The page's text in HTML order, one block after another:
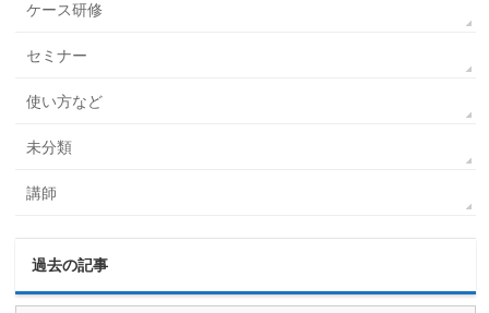
ケース研修
セミナー
使い方など
未分類
講師
過去の記事
過